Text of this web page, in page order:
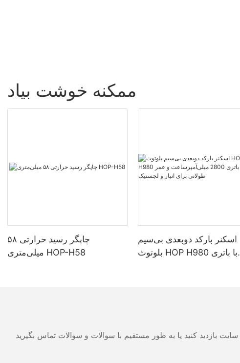
ممکنه خوشت بیاد
چاپگر رسید حرارتی ۵۸
میلی‌متری HOP-H58
اسکنر بارکد دوبعدی بی‌سیم
بلوتوث HOP H980 با باتری